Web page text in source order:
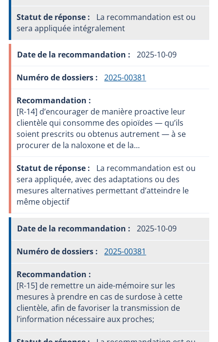
La recommandation est ou
sera appliquée intégralement
2025-10-09
2025-00381
[R-14] d’encourager de manière proactive leur
clientèle qui consomme des opioïdes — qu’ils
soient prescrits ou obtenus autrement — à se
procurer de la naloxone et de la…
La recommandation est ou
sera appliquée, avec des adaptations ou des
mesures alternatives permettant d’atteindre le
même objectif
2025-10-09
2025-00381
[R-15] de remettre un aide-mémoire sur les
mesures à prendre en cas de surdose à cette
clientèle, afin de favoriser la transmission de
l’information nécessaire aux proches;